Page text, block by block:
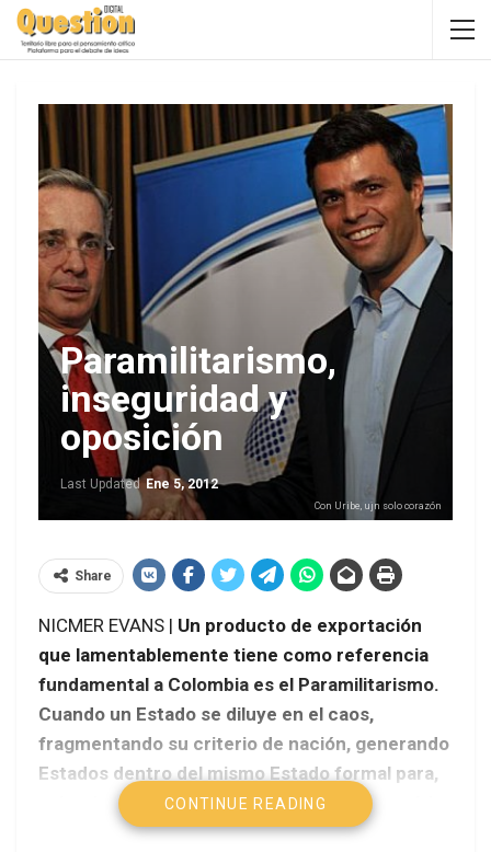
Paramilitarismo,
inseguridad y
oposición
Last Updated Ene 5, 2012
Con Uribe, ujn solo corazón
Share
NICMER EVANS | Un producto de exportación
que lamentablemente tiene como referencia
fundamental a Colombia es el Paramilitarismo.
Cuando un Estado se diluye en el caos,
fragmentando su criterio de nación, generando
Estados dentro del mismo Estado formal para,
sobre la división, generar control externo, ahí
sucede un proceso de colombianización,
CONTINUE READING